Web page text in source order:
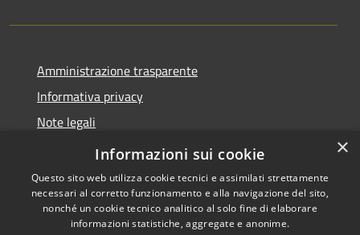
Amministrazione trasparente
Informativa privacy
Note legali
Dichiarazione di accessibilità
Copyright © 2026 • Comune di
×
Informazioni sui cookie
Questo sito web utilizza cookie tecnici e assimilati strettamente
necessari al corretto funzionamento e alla navigazione del sito,
nonché un cookie tecnico analitico al solo fine di elaborare
informazioni statistiche, aggregate e anonime.